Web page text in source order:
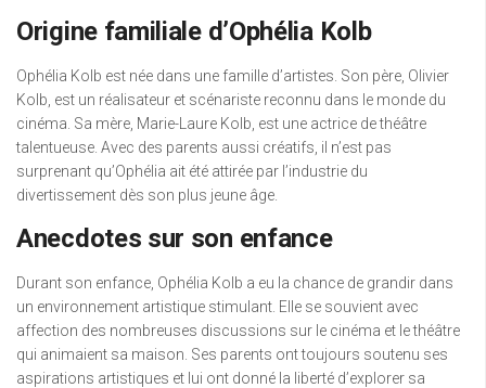
Origine familiale d’Ophélia Kolb
Ophélia Kolb est née dans une famille d’artistes. Son père, Olivier
Kolb, est un réalisateur et scénariste reconnu dans le monde du
cinéma. Sa mère, Marie-Laure Kolb, est une actrice de théâtre
talentueuse. Avec des parents aussi créatifs, il n’est pas
surprenant qu’Ophélia ait été attirée par l’industrie du
divertissement dès son plus jeune âge.
Anecdotes sur son enfance
Durant son enfance, Ophélia Kolb a eu la chance de grandir dans
un environnement artistique stimulant. Elle se souvient avec
affection des nombreuses discussions sur le cinéma et le théâtre
qui animaient sa maison. Ses parents ont toujours soutenu ses
aspirations artistiques et lui ont donné la liberté d’explorer sa